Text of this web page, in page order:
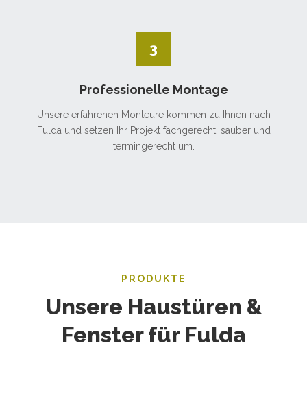
3
Professionelle Montage
Unsere erfahrenen Monteure kommen zu Ihnen nach
Fulda und setzen Ihr Projekt fachgerecht, sauber und
termingerecht um.
PRODUKTE
Unsere Haustüren &
Fenster für Fulda